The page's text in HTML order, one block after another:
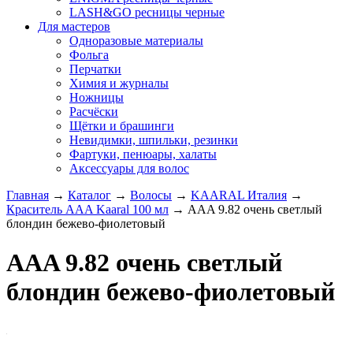
LASH&GO ресницы черные
Для мастеров
Одноразовые материалы
Фольга
Перчатки
Химия и журналы
Ножницы
Расчёски
Щётки и брашинги
Невидимки, шпильки, резинки
Фартуки, пенюары, халаты
Аксессуары для волос
Главная → Каталог → Волосы → KAARAL Италия →
Краситель AAA Kaaral 100 мл → AAA 9.82 очень светлый
блондин бежево-фиолетовый
AAA 9.82 очень светлый
блондин бежево-фиолетовый